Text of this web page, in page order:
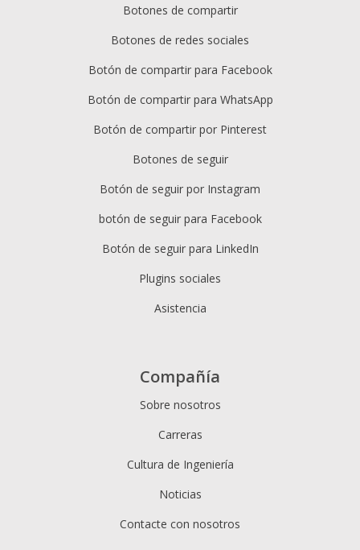
Botones de compartir
Botones de redes sociales
Botón de compartir para Facebook
Botón de compartir para WhatsApp
Botón de compartir por Pinterest
Botones de seguir
Botón de seguir por Instagram
botón de seguir para Facebook
Botón de seguir para LinkedIn
Plugins sociales
Asistencia
Compañía
Sobre nosotros
Carreras
Cultura de Ingeniería
Noticias
Contacte con nosotros